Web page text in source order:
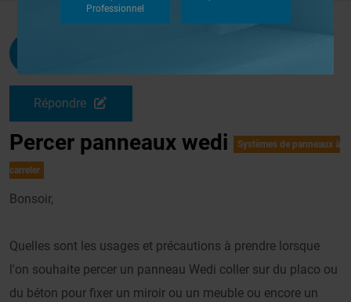
Répondre
Percer panneaux wedi Systèmes de panneaux à
carreler
Bonsoir,
Quelles sont les usages et précautions à prendre lorsque
l'on souhaite percer un panneau Wedi coller sur du placo ou
du béton pour fixer un miroir ou un meuble ou encore un
Professionnel